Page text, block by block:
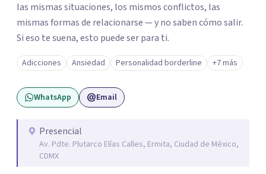
las mismas situaciones, los mismos conflictos, las
mismas formas de relacionarse — y no saben cómo salir.
Si eso te suena, esto puede ser para ti.
Adicciones Ansiedad Personalidad borderline +7 más
WhatsApp Email
Presencial
Av. Pdte. Plutarco Elías Calles, Ermita, Ciudad de México,
CDMX